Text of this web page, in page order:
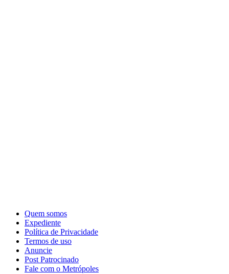
Quem somos
Expediente
Política de Privacidade
Termos de uso
Anuncie
Post Patrocinado
Fale com o Metrópoles